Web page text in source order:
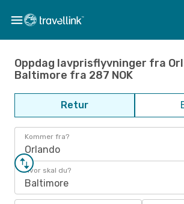
Oppdag lavprisflyvninger fra
Baltimore fra 287 NOK
Retur
Kommer fra?
Orlando
Hvor skal du?
Baltimore